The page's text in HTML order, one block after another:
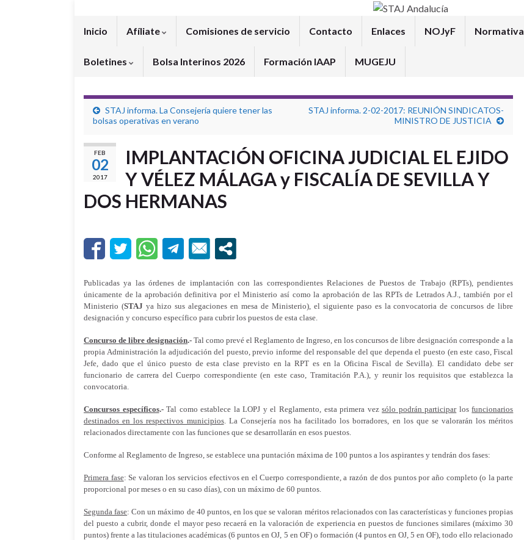
Inicio Afíliate Comisiones de servicio Contacto Enlaces NOJyF Normativa
Boletines Bolsa Interinos 2026 Formación IAAP MUGEJU
STAJ informa. La Consejería quiere tener las
bolsas operativas en verano
STAJ informa. 2-02-2017: REUNIÓN SINDICATOS-
MINISTRO DE JUSTICIA
FEB
02
2017
IMPLANTACIÓN OFICINA JUDICIAL EL EJIDO
Y VÉLEZ MÁLAGA y FISCALÍA DE SEVILLA Y
DOS HERMANAS
Publicadas ya las órdenes de implantación con las correspondientes Relaciones de Puestos de Trabajo (RPTs), pendientes
únicamente de la aprobación definitiva por el Ministerio así como la aprobación de las RPTs de Letrados A.J., también por el
Ministerio (STAJ ya hizo sus alegaciones en mesa de Ministerio), el siguiente paso es la convocatoria de concursos de libre
designación y concurso específico para cubrir los puestos de esta clase.
Concurso de libre designación.- Tal como prevé el Reglamento de Ingreso, en los concursos de libre designación corresponde a la
propia Administración la adjudicación del puesto, previo informe del responsable del que dependa el puesto (en este caso, Fiscal
Jefe, dado que el único puesto de esta clase previsto en la RPT es en la Oficina Fiscal de Sevilla). El candidato debe ser
funcionario de carrera del Cuerpo correspondiente (en este caso, Tramitación P.A.), y reunir los requisitos que establezca la
convocatoria.
Concursos específicos.-Tal como establece la LOPJ y el Reglamento, esta primera vezsólo podrán participarlosfuncionarios
destinados en los respectivos municipios. La Consejería nos ha facilitado los borradores, en los que se valorarán los méritos
relacionados directamente con las funciones que se desarrollarán en esos puestos.
Conforme al Reglamento de Ingreso, se establece una puntación máxima de 100 puntos a los aspirantes y tendrán dos fases:
Primera fase: Se valoran los servicios efectivos en el Cuerpo correspondiente, a razón de dos puntos por año completo (o la parte
proporcional por meses o en su caso días), con un máximo de 60 puntos.
Segunda fase: Con un máximo de 40 puntos, en los que se valoran méritos relacionados con las características y funciones propias
del puesto a cubrir, donde el mayor peso recaerá en la valoración de experiencia en puestos de funciones similares (máximo 30
puntos) frente a las titulaciones académicas (6 puntos en OJ, 5 en OF) o formación (4 puntos en OJ, 5 en OF), todo ello relacionado